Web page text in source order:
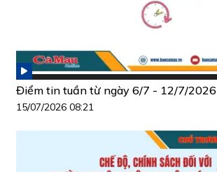
Điểm tin tuần từ ngày 6/7 - 12/7/2026
15/07/2026 08:21